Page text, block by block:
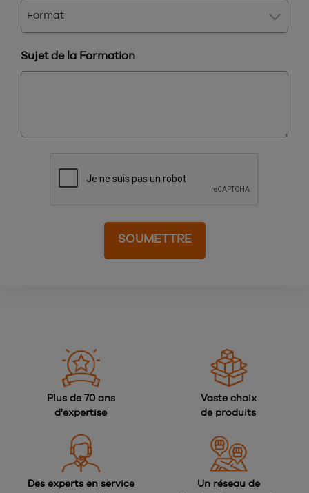
Sujet de la Formation
Plus de 70 ans
d'expertise
Vaste choix
de produits
Des experts en service
Un réseau de